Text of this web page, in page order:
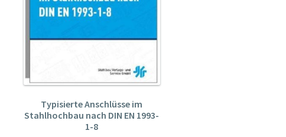
Typisierte Anschlüsse im
Stahlhochbau nach DIN EN 1993-
1-8